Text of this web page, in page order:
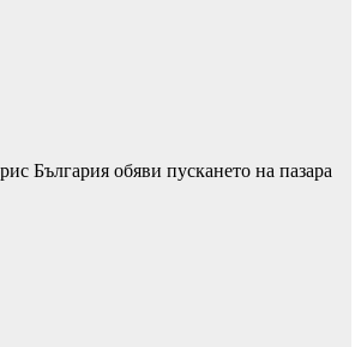
България обяви пускането на пазара